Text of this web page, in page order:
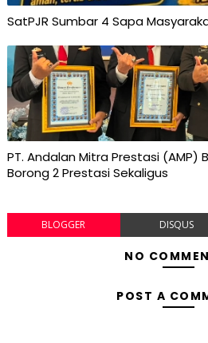
SatPJR Sumbar 4 Sapa
PT. Andalan Mitra Prestasi (AMP)
Borong 2 Prestasi Sekaligus
BLOGGER DISQUS
NO
POST A